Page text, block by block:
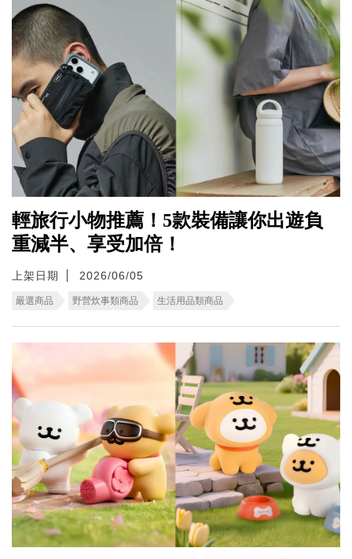
輕旅行小物推薦！5款裝備讓你出遊負
重減半、享受加倍！
上架日期 2026/06/05
嚴選商品 野營炊事類商品 生活用品類商品